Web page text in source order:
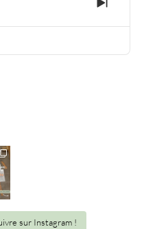
NEXT
sur Instagram !